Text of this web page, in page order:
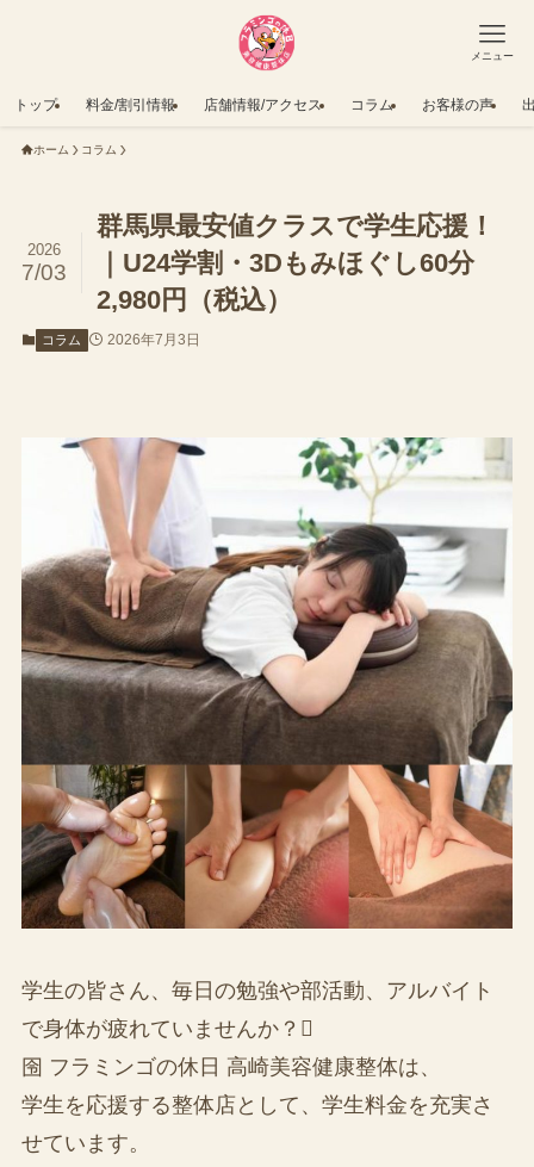
メニュー
トップ 料金/割引情報 店舗情報/アクセス コラム お客様の声
ホーム コラム
群馬県最安値クラスで学生応援！
｜U24学割・3Dもみほぐし60分
2,980円（税込）
2026
7/03
コラム 2026年7月3日
学生の皆さん、毎日の勉強や部活動、アルバイト
で身体が疲れていませんか？
囹 フラミンゴの休日 高崎美容健康整体は、
学生を応援する整体店として、学生料金を充実さ
せています。